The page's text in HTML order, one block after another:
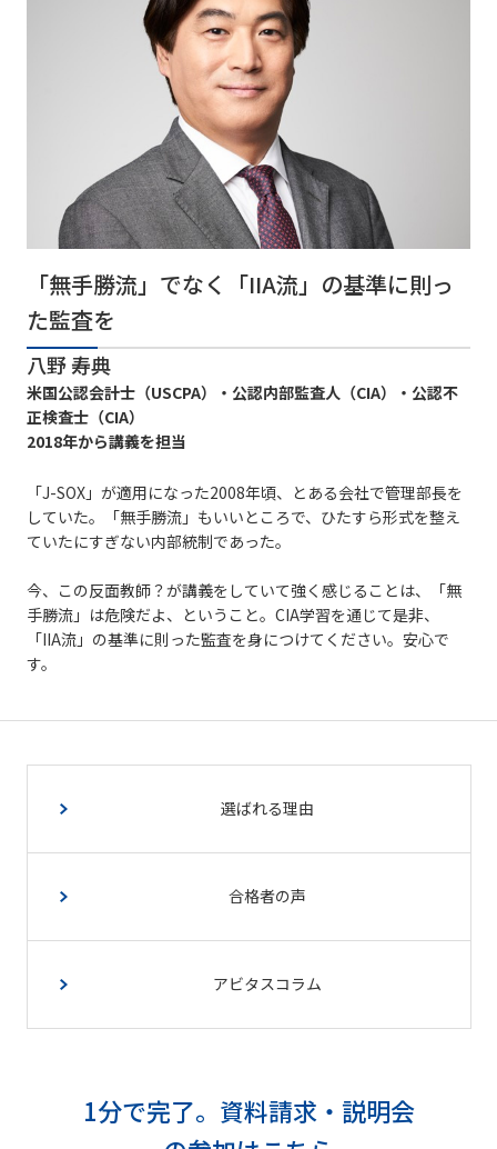
「無手勝流」でなく「IIA流」の基準に則っ
た監査を
八野 寿典
米国公認会計士（USCPA）・公認内部監査人（CIA）・公認不
正検査士（CIA）
2018年から講義を担当
「J-SOX」が適用になった2008年頃、とある会社で管理部長を
していた。「無手勝流」もいいところで、ひたすら形式を整え
ていたにすぎない内部統制であった。
今、この反面教師？が講義をしていて強く感じることは、「無
手勝流」は危険だよ、ということ。CIA学習を通じて是非、
「IIA流」の基準に則った監査を身につけてください。安心で
す。
選ばれる理由
合格者の声
アビタスコラム
1分で完了。資料請求・説明会